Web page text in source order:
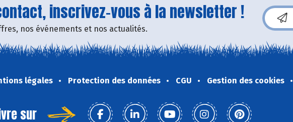
inscrivez-vous à la newsletter !
nos événements et nos actualités.
légales Protection des données CGU Gestion des cookies
sur